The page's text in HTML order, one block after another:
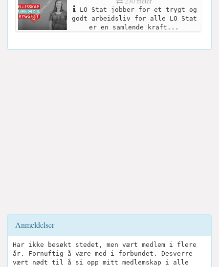
LO Stat jobber for et trygt og
godt arbeidsliv for alle LO Stat
er en samlende kraft...
Anmeldelser
Har ikke besøkt stedet, men vært medlem i flere
år. Fornuftig å være med i forbundet. Desverre
vært nødt til å si opp mitt medlemskap i alle